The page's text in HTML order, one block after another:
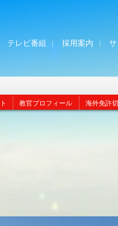
テレビ番組 採用案内
教官プロフィール 海外免許